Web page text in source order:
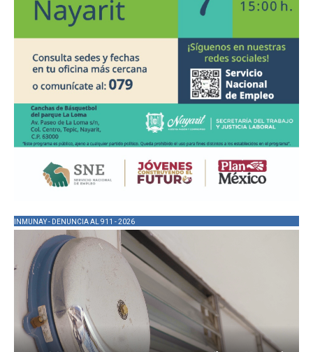
INMUNAY - DENUNCIA AL 911 - 2026